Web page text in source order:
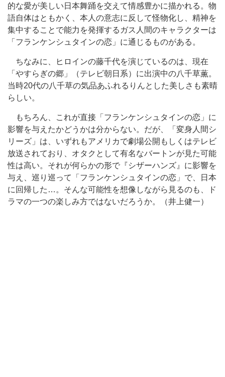
的な愛が美しい日本舞踊を交えて情感豊かに描かれる。物
語自体はともかく、本人の意志に反して怪物化し、精神を
集中することで能力を発揮するガス人間のキャラクターは
「フランケンシュタインの恋」に通じるものがある。
ちなみに、ヒロインの藤千代を演じているのは、現在
「やすらぎの郷」（テレビ朝日系）に出演中の八千草薫。
当時20代の八千草の気品あふれるりんとした美しさも素晴
らしい。
もちろん、これが直接「フランケンシュタインの恋」に
影響を与えたかどうかは分からない。だが、「変身人間シ
リーズ」は、いずれもアメリカで劇場公開もしくはテレビ
放送されており、オタクとして有名なバートンが見た可能
性は高い。それが何らかの形で『シザーハンズ』に影響を
与え、巡り巡って「フランケンシュタインの恋」で、日本
に回帰した…。そんな可能性を想像しながら見るのも、ド
ラマの一つの楽しみ方ではないだろうか。（井上健一）